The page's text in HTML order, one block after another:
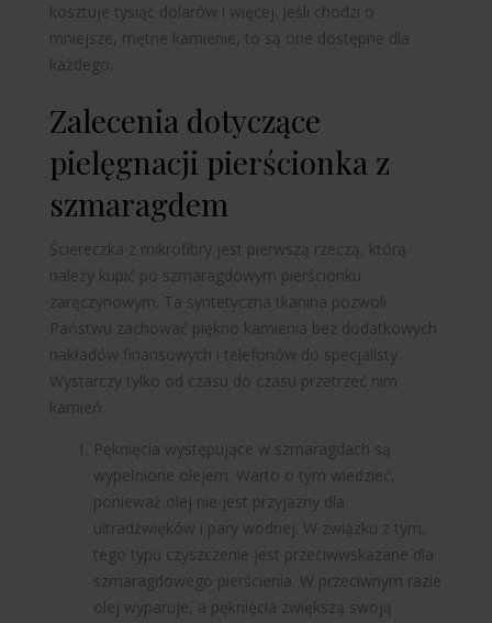
kosztuje tysiąc dolarów i więcej. Jeśli chodzi o
mniejsze, mętne kamienie, to są one dostępne dla
każdego.
Zalecenia dotyczące
pielęgnacji pierścionka z
szmaragdem
Ściereczka z mikrofibry jest pierwszą rzeczą, którą
należy kupić po szmaragdowym pierścionku
zaręczynowym. Ta syntetyczna tkanina pozwoli
Państwu zachować piękno kamienia bez dodatkowych
nakładów finansowych i telefonów do specjalisty.
Wystarczy tylko od czasu do czasu przetrzeć nim
kamień.
Pęknięcia występujące w szmaragdach są
wypełnione olejem. Warto o tym wiedzieć,
ponieważ olej nie jest przyjazny dla
ultradźwięków i pary wodnej. W związku z tym,
tego typu czyszczenie jest przeciwwskazane dla
szmaragdowego pierścienia. W przeciwnym razie
olej wyparuje, a pęknięcia zwiększą swoją